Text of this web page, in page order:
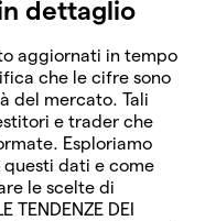
dettaglio
aggiornati in tempo
che le cifre sono
del mercato. Tali
e trader che
Esploriamo
dati e come
le scelte di
TENDENZE DEI